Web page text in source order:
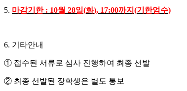
5. 마감기한 : 10월 28일(화), 17:00까지 (기한엄수)
6. 기타안내
① 접수된 서류로 심사 진행하여 최종 선발
② 최종 선발된 장학생은 별도 통보